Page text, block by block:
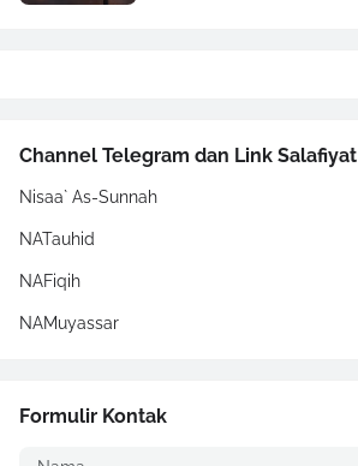
Channel Telegram dan Link Salafiyat
Nisaa` As-Sunnah
NATauhid
NAFiqih
NAMuyassar
Formulir Kontak